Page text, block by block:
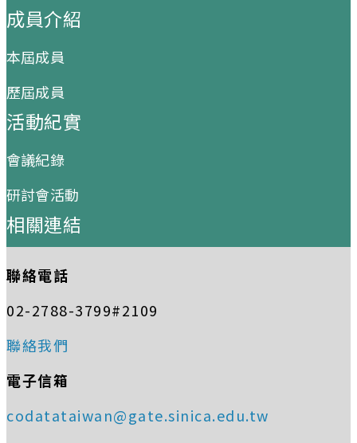
成員介紹
本屆成員
歷屆成員
活動紀實
會議紀錄
研討會活動
相關連結
聯絡電話
02-2788-3799#2109
聯絡我們
電子信箱
codatataiwan@gate.sinica.edu.tw